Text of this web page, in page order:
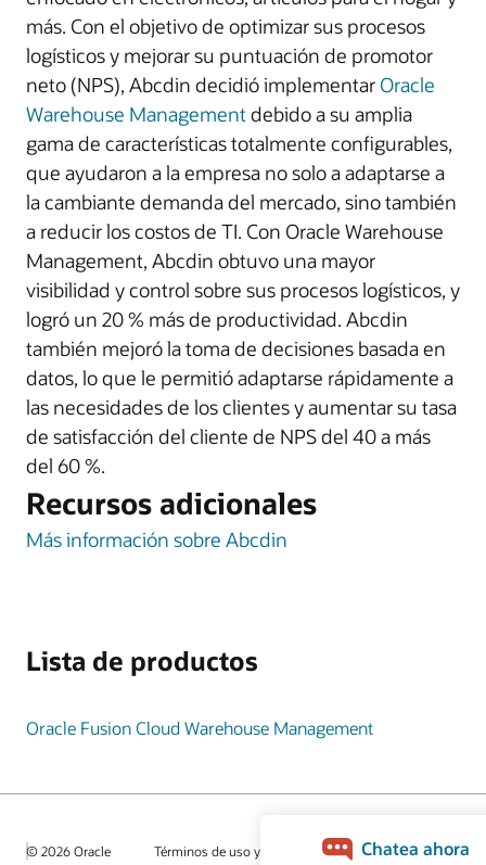
más. Con el objetivo de optimizar sus procesos
logísticos y mejorar su puntuación de promotor
neto (NPS), Abcdin decidió implementar Oracle
Warehouse Managementdebido a su amplia
gama de características totalmente configurables,
que ayudaron a la empresa no solo a adaptarse a
la cambiante demanda del mercado, sino también
a reducir los costos de TI. Con Oracle Warehouse
Management, Abcdin obtuvo una mayor
visibilidad y control sobre sus procesos logísticos, y
logró un 20 % más de productividad. Abcdin
también mejoró la toma de decisiones basada en
datos, lo que le permitió adaptarse rápidamente a
las necesidades de los clientes y aumentar su tasa
de satisfacción del cliente de NPS del 40 a más
del 60 %.
Recursos adicionales
Más información sobre Abcdin
Lista de productos
Oracle Fusion Cloud Warehouse Management
© 2026 Oracle Términos de uso y privacidad